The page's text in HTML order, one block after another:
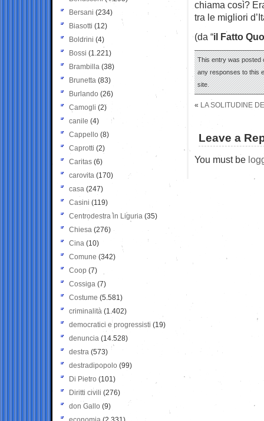
chiama così?
tra le migliori
(da “il Fatto
This entry was posted
any responses to this
site.
« LA SOLITUDINE
Leave a
You must be
Bersani (234)
Biasotti (12)
Boldrini (4)
Bossi (1.221)
Brambilla (38)
Brunetta (83)
Burlando (26)
Camogli (2)
canile (4)
Cappello (8)
Caprotti (2)
Caritas (6)
carovita (170)
casa (247)
Casini (119)
Centrodestra in Liguria (35)
Chiesa (276)
Cina (10)
Comune (342)
Coop (7)
Cossiga (7)
Costume (5.581)
criminalità (1.402)
democratici e progressisti (19)
denuncia (14.528)
destra (573)
destradipopolo (99)
Di Pietro (101)
Diritti civili (276)
don Gallo (9)